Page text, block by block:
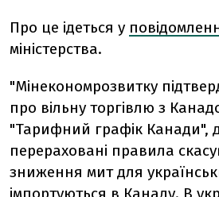
Про це ідеться у
міністерства.
"Мінекономрозвитку
про вільну торгівлю з
"Тарифний графік Канади",
перераховані правила
зниження мит для